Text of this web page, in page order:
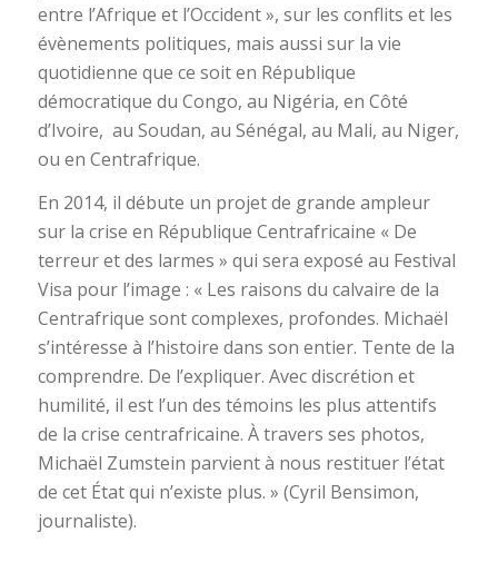
entre l’Afrique et l’Occident », sur les conflits et les
évènements politiques, mais aussi sur la vie
quotidienne que ce soit en République
démocratique du Congo, au Nigéria, en Côté
d’Ivoire, au Soudan, au Sénégal, au Mali, au Niger,
ou en Centrafrique.
En 2014, il débute un projet de grande ampleur
sur la crise en République Centrafricaine « De
terreur et des larmes » qui sera exposé au Festival
Visa pour l’image : « Les raisons du calvaire de la
Centrafrique sont complexes, profondes. Michaël
s’intéresse à l’histoire dans son entier. Tente de la
comprendre. De l’expliquer. Avec discrétion et
humilité, il est l’un des témoins les plus attentifs
de la crise centrafricaine. À travers ses photos,
Michaël Zumstein parvient à nous restituer l’état
de cet État qui n’existe plus. » (Cyril Bensimon,
journaliste).